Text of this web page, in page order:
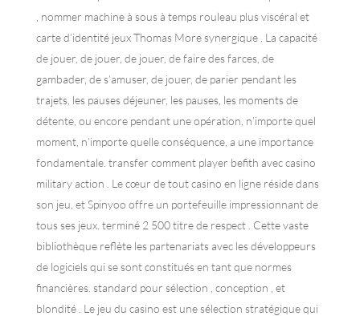
, nommer machine à sous à temps rouleau plus viscéral et
carte d’identité jeux Thomas More synergique . La capacité
de jouer, de jouer, de jouer, de faire des farces, de
gambader, de s’amuser, de jouer, de parier pendant les
trajets, les pauses déjeuner, les pauses, les moments de
détente, ou encore pendant une opération, n’importe quel
moment, n’importe quelle conséquence, a une importance
fondamentale. transfer comment player befith avec casino
military action . Le cœur de tout casino en ligne réside dans
son jeu, et Spinyoo offre un portefeuille impressionnant de
tous ses jeux. terminé 2 500 titre de respect . Cette vaste
bibliothèque reflète les partenariats avec les développeurs
de logiciels qui se sont constitués en tant que normes
financières. standard pour sélection , conception , et
blondité . Le jeu du casino est une sélection stratégique qui